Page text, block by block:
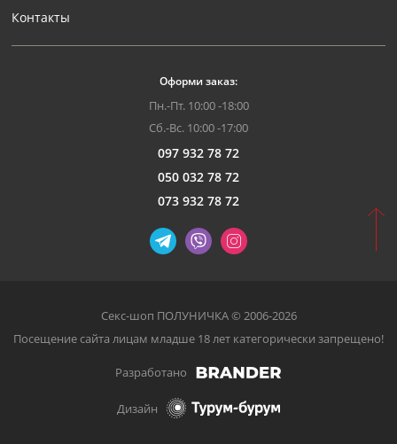
Контакты
Оформи заказ:
Пн.-Пт. 10:00 -18:00
Сб.-Вс. 10:00 -17:00
097 932 78 72
050 032 78 72
073 932 78 72
Секс-шоп ПОЛУНИЧКА © 2006-2026
Посещение сайта лицам младше 18 лет категорически запрещено!
Разработано
Дизайн